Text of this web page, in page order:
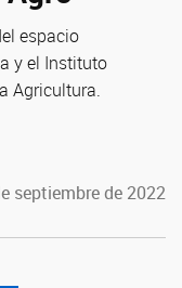
espacio
y el Instituto
Agricultura.
septiembre de 2022